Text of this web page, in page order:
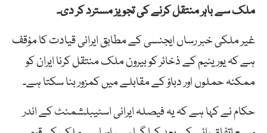
ملک سے باہر منتقل کرنے کی تجویز مسترد کر دی۔
غیر ملکی خبر رساں ایجنسی کے مطابق ایرانی قیادت کا مؤقف
ہے کہ یورینیم کے ذخائر کو بیرون ملک منتقل کرنا ایران کو
ممکنہ حملوں اور دباؤ کے مقابلے میں کمزور بنا سکتا ہے۔
حکام نے کہا ہے کہ یہ فیصلہ ایرانی اسٹیبلشمنٹ کے اندر